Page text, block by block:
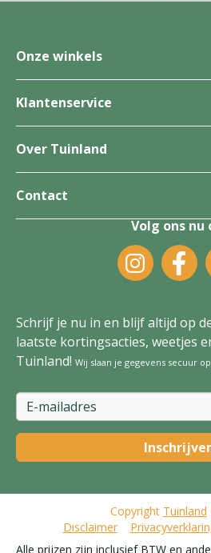
Onze winkels
Klantenservice
Over Tuinland
Contact
Volg ons nu
Schrijf je nu in en blijf altijd op
laatste kortingsacties, weetjes
Tuinland! Wij slaan je gegevens secuur
Copyright Tuinland
Disclaimer
Alle prijzen zijn inclusief BTW en